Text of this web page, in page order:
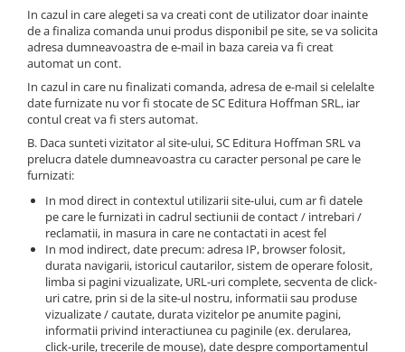
In cazul in care alegeti sa va creati cont de utilizator doar inainte
de a finaliza comanda unui produs disponibil pe site, se va solicita
adresa dumneavoastra de e-mail in baza careia va fi creat
automat un cont.
In cazul in care nu finalizati comanda, adresa de e-mail si celelalte
date furnizate nu vor fi stocate de SC Editura Hoffman SRL, iar
contul creat va fi sters automat.
B. Daca sunteti vizitator al site-ului, SC Editura Hoffman SRL va
prelucra datele dumneavoastra cu caracter personal pe care le
furnizati:
In mod direct in contextul utilizarii site-ului, cum ar fi datele
pe care le furnizati in cadrul sectiunii de contact / intrebari /
reclamatii, in masura in care ne contactati in acest fel
In mod indirect, date precum: adresa IP, browser folosit,
durata navigarii, istoricul cautarilor, sistem de operare folosit,
limba si pagini vizualizate, URL-uri complete, secventa de click-
uri catre, prin si de la site-ul nostru, informatii sau produse
vizualizate / cautate, durata vizitelor pe anumite pagini,
informatii privind interactiunea cu paginile (ex. derularea,
click-urile, trecerile de mouse), date despre comportamentul